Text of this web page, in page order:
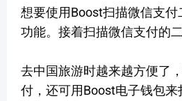
想要使用Boost扫描微信支
功能。接着扫描微信支付的
去中国旅游时越来越方便了
付，还可用Boost电子钱包来